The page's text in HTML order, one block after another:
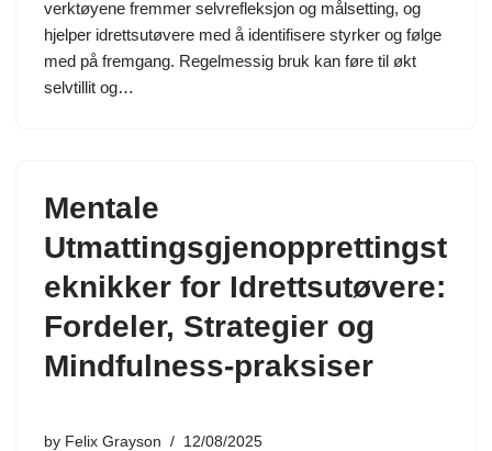
verktøyene fremmer selvrefleksjon og målsetting, og
hjelper idrettsutøvere med å identifisere styrker og følge
med på fremgang. Regelmessig bruk kan føre til økt
selvtillit og…
Mentale
Utmattingsgjenopprettingst
eknikker for Idrettsutøvere:
Fordeler, Strategier og
Mindfulness-praksiser
by Felix Grayson 12/08/2025